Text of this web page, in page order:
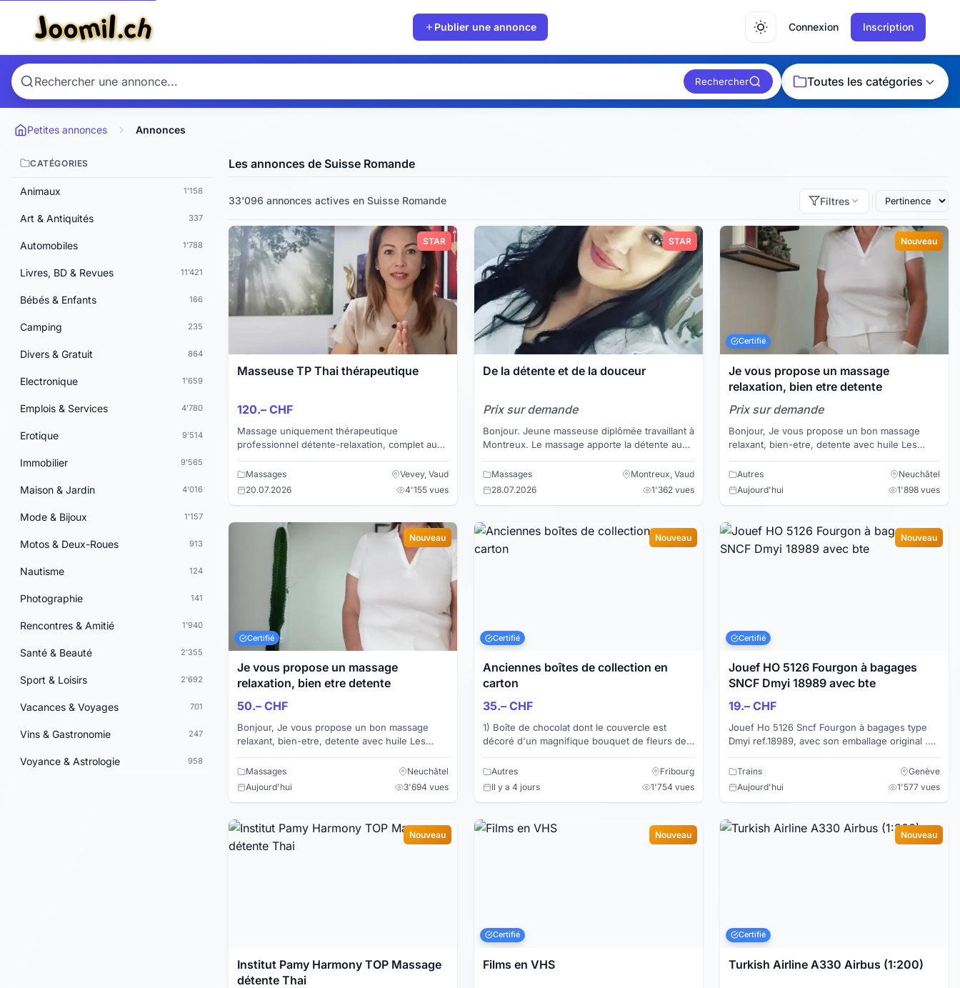
Publier une annonce Connexion Inscription
Rechercher Toutes les catégories
Petites annonces Annonces
CATÉGORIES
Animaux 1'158
Art & Antiquités 337
Automobiles 1'788
Livres, BD & Revues 11'421
Bébés & Enfants 166
Camping 235
Divers & Gratuit 864
Electronique 1'659
Emplois & Services 4'780
Erotique 9'514
Immobilier 9'565
Maison & Jardin 4'016
Mode & Bijoux 1'157
Motos & Deux-Roues 913
Nautisme 124
Photographie 141
Rencontres & Amitié 1'940
Santé & Beauté 2'355
Sport & Loisirs 2'692
Vacances & Voyages 701
Vins & Gastronomie 247
Voyance & Astrologie 958
Les annonces de Suisse Romande
33'096 annonces actives en Suisse Romande Filtres
STAR
Masseuse TP Thai thérapeutique
120.– CHF
Massage uniquement thérapeutique
professionnel détente-relaxation, complet aux
une vraie table de massag...
Massages
Vevey, Vaud
20.07.2026
4'155 vues
STAR
De la détente et de la douceur
Prix sur demande
Bonjour. Jeune masseuse diplômée travaillant à
Montreux. Le massage apporte la détente au
noeuds,...
Massages
Montreux, Vaud
28.07.2026
1'362 vues
Nouveau
Certifié
Je vous propose un massage
relaxation, bien etre detente
Prix sur demande
Bonjour, Je vous propose un bon massage
relaxant, bien-etre, detente avec huile Les
Je vous recois ...
Autres
Neuchâtel
Aujourd'hui
1'898 vues
Nouveau
Certifié
Je vous propose un massage
relaxation, bien etre detente
50.– CHF
Bonjour, Je vous propose un bon massage
relaxant, bien-etre, detente avec huile Les
Je vous rec...
Massages
Neuchâtel
Aujourd'hui
3'694 vues
Nouveau
Certifié
Anciennes boîtes de collection en
carton
35.– CHF
1) Boîte de chocolat dont le couvercle est
décoré d'un magnifique bouquet de fleurs de
"crèmes assorties". ...
Autres
Fribourg
Il y a 4 jours
1'754 vues
Nouveau
Certifié
Jouef HO 5126 Fourgon à bagages
SNCF Dmyi 18989 avec bte
19.– CHF
Jouef Ho 5126 Sncf Fourgon à bagages type
Dmyi ref.18989, avec son emballage original .
intérieur ...
Trains
Genève
Aujourd'hui
1'577 vues
Nouveau
Institut Pamy Harmony TOP Massage
détente Thai
Nouveau
Certifié
Films en VHS
Nouveau
Certifié
Turkish Airline A330 Airbus (1:200)